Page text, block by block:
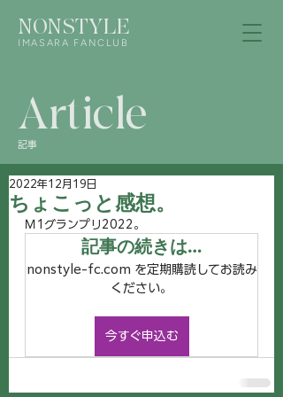
NONSTYLE
IMASARA FANCLUB
Article
記事
ちょこっと感想。
2022年12月19日
Ｍ1グランプリ2022。
記事の続きは…
nonstyle-fc.com を定期購読してお読み
ください。
今すぐ申込む